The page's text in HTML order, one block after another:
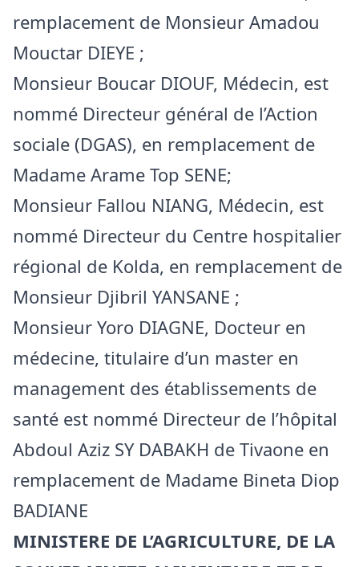
remplacement de Monsieur Amadou
Mouctar DIEYE ;
Monsieur Boucar DIOUF, Médecin, est
nommé Directeur général de l’Action
sociale (DGAS), en remplacement de
Madame Arame Top SENE;
Monsieur Fallou NIANG, Médecin, est
nommé Directeur du Centre hospitalier
régional de Kolda, en remplacement de
Monsieur Djibril YANSANE ;
Monsieur Yoro DIAGNE, Docteur en
médecine, titulaire d’un master en
management des établissements de
santé est nommé Directeur de l’hôpital
Abdoul Aziz SY DABAKH de Tivaone en
remplacement de Madame Bineta Diop
BADIANE
MINISTERE DE L’AGRICULTURE, DE LA